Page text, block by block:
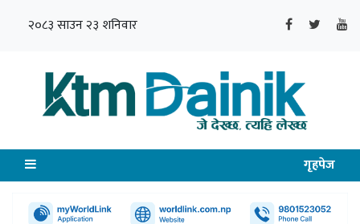
२०८३ साउन २३ शनिवार
गृहपेज